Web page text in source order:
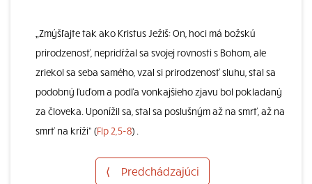
„Zmýšľajte tak ako Kristus Ježiš: On, hoci má božskú
prirodzenosť, nepridŕžal sa svojej rovnosti s Bohom, ale
zriekol sa seba samého, vzal si prirodzenosť sluhu, stal sa
podobný ľuďom a podľa vonkajšieho zjavu bol pokladaný
za človeka. Uponížil sa, stal sa poslušným až na smrť, až na
smrť na kríži“ (Flp 2,5-8) .
⟨ Predchádzajúci